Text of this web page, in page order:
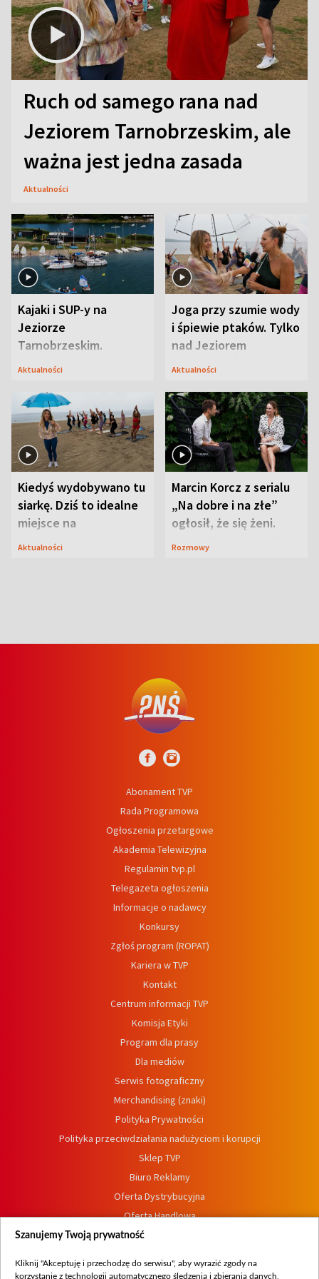
Ruch od samego rana nad
Jeziorem Tarnobrzeskim, ale
ważna jest jedna zasada
Aktualności
Kajaki i SUP-y na
Jeziorze
Tarnobrzeskim.
Przyrodnicy zwracają
Aktualności
Joga przy szumie wody
i śpiewie ptaków. Tylko
nad Jeziorem
Tarnobrzeskim
Aktualności
Kiedyś wydobywano tu
siarkę. Dziś to idealne
miejsce na
wypoczynek
Aktualności
Marcin Korcz z serialu
„Na dobre i na złe”
ogłosił, że się żeni.
Zdradził, co zmienił
Rozmowy
Abonament TVP
Rada Programowa
Ogłoszenia przetargowe
Akademia Telewizyjna
Regulamin tvp.pl
Telegazeta ogłoszenia
Informacje o nadawcy
Konkursy
Zgłoś program (ROPAT)
Kariera w TVP
Kontakt
Centrum informacji TVP
Komisja Etyki
Program dla prasy
Dla mediów
Serwis fotograficzny
Merchandising (znaki)
Polityka Prywatności
Polityka przeciwdziałania nadużyciom i korupcji
Sklep TVP
Biuro Reklamy
Oferta Dystrybucyjna
Oferta Handlowa
Dostępność
Procedura zgłoszeń wewnętrznych
Szanujemy Twoją prywatność
Kliknij "Akceptuję i przechodzę do serwisu", aby wyrazić zgody na
korzystanie z technologii automatycznego śledzenia i zbierania danych,